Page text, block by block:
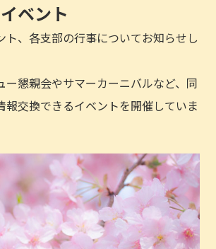
ベント
ト、各支部の行事についてお知らせし
ー懇親会やサマーカーニバルなど、同
報交換できるイベントを開催していま